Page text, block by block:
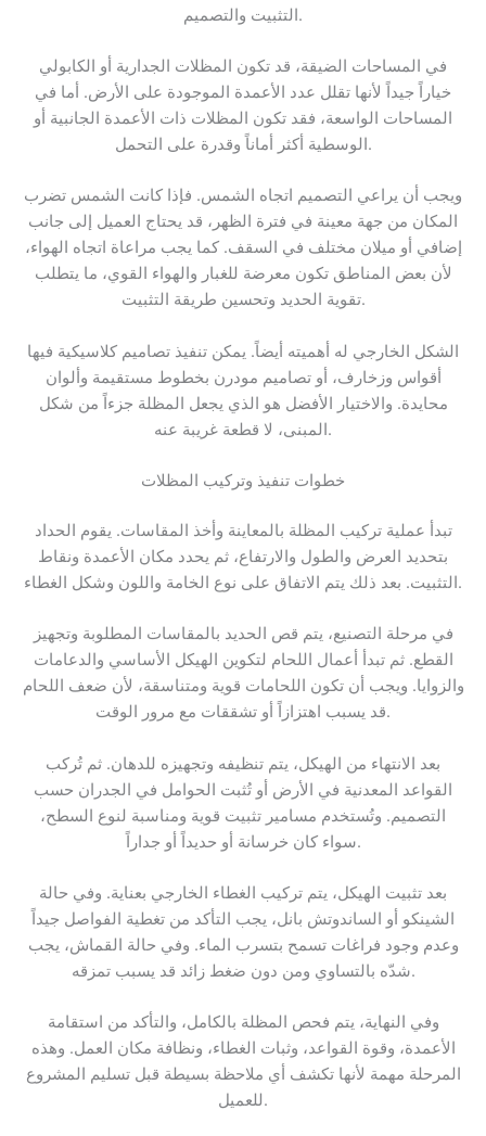
التثبيت والتصميم.
في المساحات الضيقة، قد تكون المظلات الجدارية أو الكابولي
خياراً جيداً لأنها تقلل عدد الأعمدة الموجودة على الأرض. أما في
المساحات الواسعة، فقد تكون المظلات ذات الأعمدة الجانبية أو
الوسطية أكثر أماناً وقدرة على التحمل.
ويجب أن يراعي التصميم اتجاه الشمس. فإذا كانت الشمس تضرب
المكان من جهة معينة في فترة الظهر، قد يحتاج العميل إلى جانب
إضافي أو ميلان مختلف في السقف. كما يجب مراعاة اتجاه الهواء،
لأن بعض المناطق تكون معرضة للغبار والهواء القوي، ما يتطلب
تقوية الحديد وتحسين طريقة التثبيت.
الشكل الخارجي له أهميته أيضاً. يمكن تنفيذ تصاميم كلاسيكية فيها
أقواس وزخارف، أو تصاميم مودرن بخطوط مستقيمة وألوان
محايدة. والاختيار الأفضل هو الذي يجعل المظلة جزءاً من شكل
المبنى، لا قطعة غريبة عنه.
خطوات تنفيذ وتركيب المظلات
تبدأ عملية تركيب المظلة بالمعاينة وأخذ المقاسات. يقوم الحداد
بتحديد العرض والطول والارتفاع، ثم يحدد مكان الأعمدة ونقاط
التثبيت. بعد ذلك يتم الاتفاق على نوع الخامة واللون وشكل الغطاء.
في مرحلة التصنيع، يتم قص الحديد بالمقاسات المطلوبة وتجهيز
القطع. ثم تبدأ أعمال اللحام لتكوين الهيكل الأساسي والدعامات
والزوايا. ويجب أن تكون اللحامات قوية ومتناسقة، لأن ضعف اللحام
قد يسبب اهتزازاً أو تشققات مع مرور الوقت.
بعد الانتهاء من الهيكل، يتم تنظيفه وتجهيزه للدهان. ثم تُركب
القواعد المعدنية في الأرض أو تُثبت الحوامل في الجدران حسب
التصميم. وتُستخدم مسامير تثبيت قوية ومناسبة لنوع السطح،
سواء كان خرسانة أو حديداً أو جداراً.
بعد تثبيت الهيكل، يتم تركيب الغطاء الخارجي بعناية. وفي حالة
الشينكو أو الساندوتش بانل، يجب التأكد من تغطية الفواصل جيداً
وعدم وجود فراغات تسمح بتسرب الماء. وفي حالة القماش، يجب
شدّه بالتساوي ومن دون ضغط زائد قد يسبب تمزقه.
وفي النهاية، يتم فحص المظلة بالكامل، والتأكد من استقامة
الأعمدة، وقوة القواعد، وثبات الغطاء، ونظافة مكان العمل. وهذه
المرحلة مهمة لأنها تكشف أي ملاحظة بسيطة قبل تسليم المشروع
للعميل.